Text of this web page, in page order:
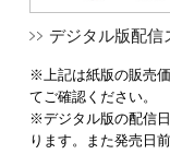
デジタル版配信
※上記は紙版の販売
てご確認ください。
※デジタル版の配信
ります。また発売日